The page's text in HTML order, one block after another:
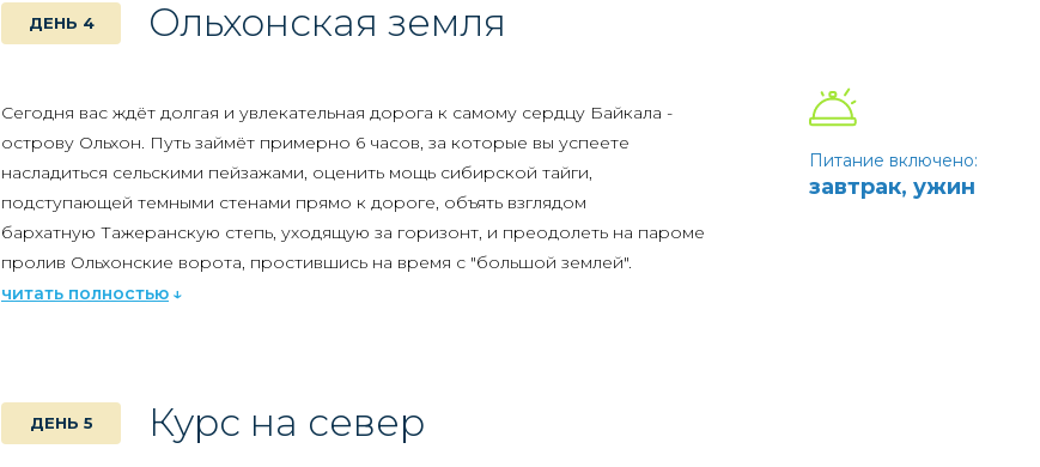
взглянуть на Иркутск и Ангару с колеса обозрения.
Питание включено:
завтрак, ужин
ДЕНЬ 4 Ольхонская земля
Сегодня вас ждёт долгая и увлекательная дорога к самому сердцу Байкала -
острову Ольхон. Путь займёт примерно 6 часов, за которые вы успеете
насладиться сельскими пейзажами, оценить мощь сибирской тайги,
подступающей темными стенами прямо к дороге, объять взглядом
бархатную Тажеранскую степь, уходящую за горизонт, и преодолеть на пароме
пролив Ольхонские ворота, простившись на время с "большой землей".
На острове вас будет ждать гостиница в
состоит из мелких, почти не различимых невооруженным глазом самоцветов. А
закат лучше всего встретить намысе Бурхан- с видом на священную скалу
читать полностью
ДЕНЬ 5 Курс на север